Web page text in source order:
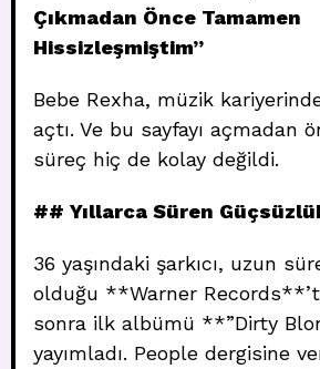
Çıkmadan Önce Tamamen
Hissizleşmiştim”
Bebe Rexha, müzik
açtı. Ve bu sayfayı açmadan
süreç hiç de kolay değildi.
## Yıllarca Süren
36 yaşındaki şarkıcı, uzun
olduğu **Warner
sonra ilk albümü **”Dirty
yayımladı. People dergisine